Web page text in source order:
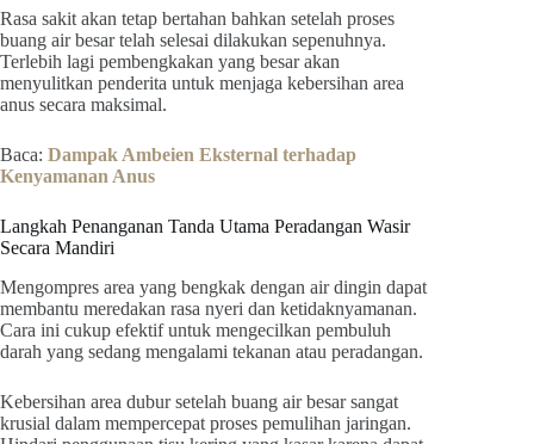
Rasa sakit akan tetap bertahan bahkan setelah proses
buang air besar telah selesai dilakukan sepenuhnya.
Terlebih lagi pembengkakan yang besar akan
menyulitkan penderita untuk menjaga kebersihan area
anus secara maksimal.
Baca: Dampak Ambeien Eksternal terhadap
Kenyamanan Anus
Langkah Penanganan Tanda Utama Peradangan Wasir
Secara Mandiri
Mengompres area yang bengkak dengan air dingin dapat
membantu meredakan rasa nyeri dan ketidaknyamanan.
Cara ini cukup efektif untuk mengecilkan pembuluh
darah yang sedang mengalami tekanan atau peradangan.
Kebersihan area dubur setelah buang air besar sangat
krusial dalam mempercepat proses pemulihan jaringan.